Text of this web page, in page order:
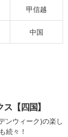
甲信越
中国
【四国】
ンウィーク)の楽し
続々！